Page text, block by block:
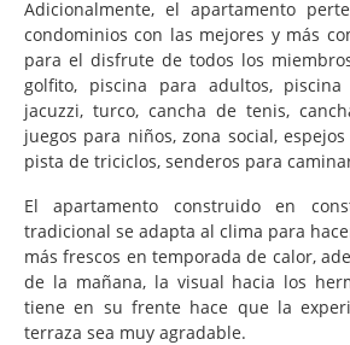
Adicionalmente, el apartamento
condominios con las mejores y más
para el disfrute de todos los
golfito, piscina para adultos,
jacuzzi, turco, cancha de tenis,
juegos para niños, zona social,
pista de triciclos, senderos para
El apartamento construido en
tradicional se adapta al clima para
más frescos en temporada de calor,
de la mañana, la visual hacia los
tiene en su frente hace que la
terraza sea muy agradable.